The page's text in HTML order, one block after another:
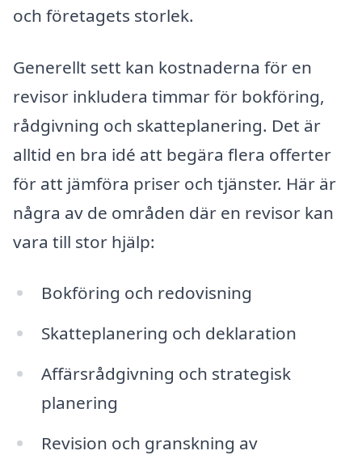
och företagets storlek.
Generellt sett kan kostnaderna för en
revisor inkludera timmar för bokföring,
rådgivning och skatteplanering. Det är
alltid en bra idé att begära flera offerter
för att jämföra priser och tjänster. Här är
några av de områden där en revisor kan
vara till stor hjälp:
Bokföring och redovisning
Skatteplanering och deklaration
Affärsrådgivning och strategisk
planering
Revision och granskning av